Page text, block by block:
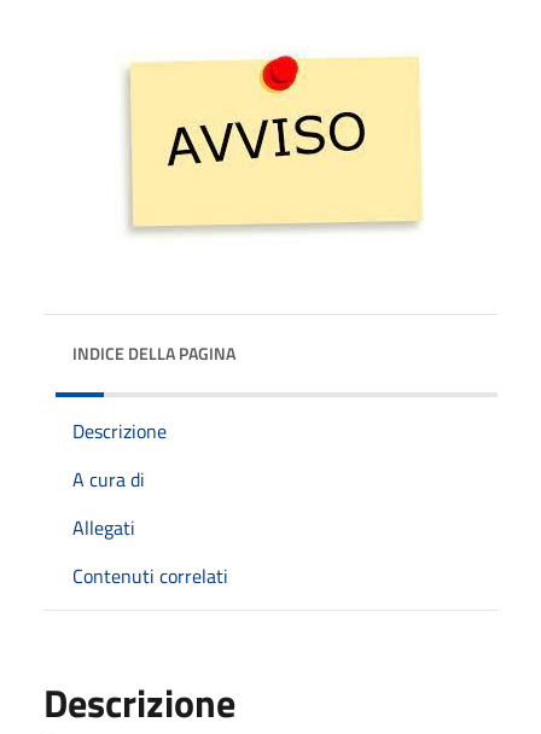
INDICE DELLA PAGINA
Descrizione
A cura di
Allegati
Contenuti correlati
Descrizione